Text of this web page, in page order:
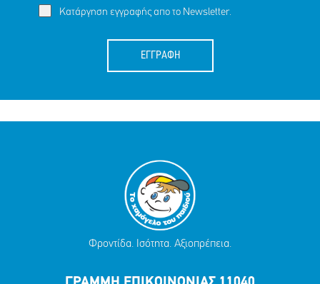
Κατάργηση εγγραφής απο το Newsletter.
ΕΓΓΡΑΦΗ
Φροντίδα. Ισότητα. Αξιοπρέπεια.